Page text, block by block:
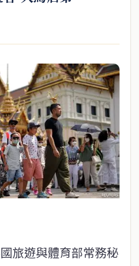
旅遊與體育部常務秘